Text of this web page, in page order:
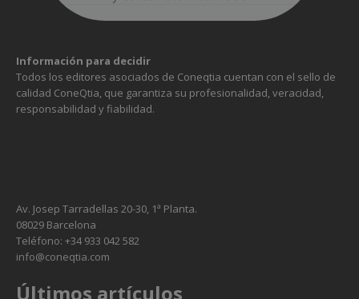
Información para decidir
Todos los editores asociados de Coneqtia cuentan con el sello de
calidad ConeQtia, que garantiza su profesionalidad, veracidad,
responsabilidad y fiabilidad.
Av. Josep Tarradellas 20-30, 1ª Planta.
08029 Barcelona
Teléfono: +34 933 042 582
info@coneqtia.com
Últimos artículos